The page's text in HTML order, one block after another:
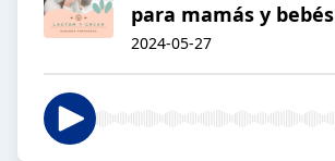
para mamás y bebés
2024-05-27